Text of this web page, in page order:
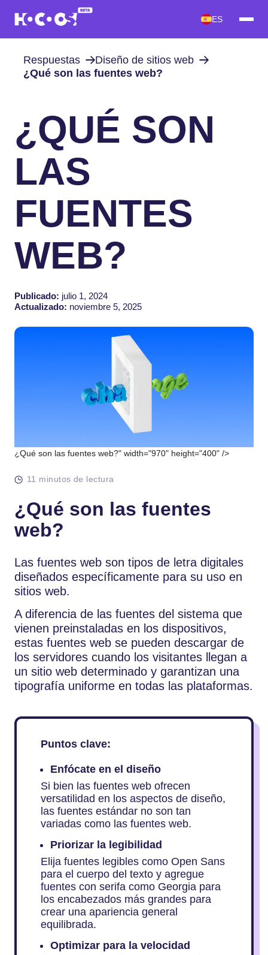
ES
Respuestas
Diseño de sitios web
¿Qué son las fuentes web?
¿QUÉ SON
LAS
FUENTES
WEB?
Publicado: julio 1, 2024
Actualizado: noviembre 5, 2025
¿Qué son las fuentes web?" width="970" height="400" />
11 minutos de lectura
¿Qué son las fuentes
web?
Las fuentes web son tipos de letra digitales
diseñados específicamente para su uso en
sitios web.
A diferencia de las fuentes del sistema que
vienen preinstaladas en los dispositivos,
estas fuentes web se pueden descargar de
los servidores cuando los visitantes llegan a
un sitio web determinado y garantizan una
tipografía uniforme en todas las plataformas.
Puntos clave:
Enfócate en el diseño
Si bien las fuentes web ofrecen
versatilidad en los aspectos de diseño,
las fuentes estándar no son tan
variadas como las fuentes web.
Priorizar la legibilidad
Elija fuentes legibles como Open Sans
para el cuerpo del texto y agregue
fuentes con serifa como Georgia para
los encabezados más grandes para
crear una apariencia general
equilibrada.
Optimizar para la velocidad